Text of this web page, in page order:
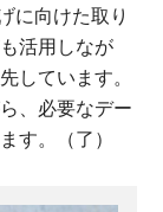
に向けた取り
活用しなが
しています。
、必要なデー
す。（了）